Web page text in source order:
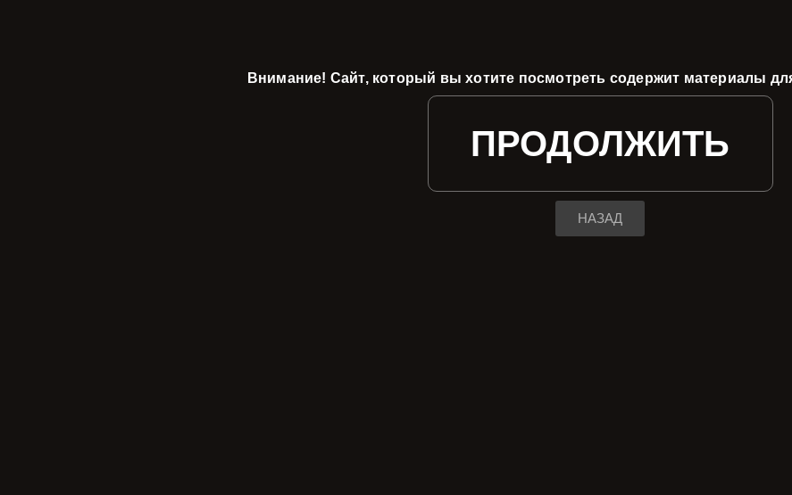
Внимание! Сайт, который вы хотите посмотреть содержит материалы
ПРОДОЛЖИТЬ
НАЗАД